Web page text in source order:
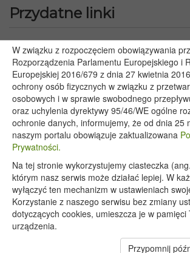
Przydatne linki
Starostwo Powiatowe we Włodawie
Lubelski Urząd Wojewódzki w Lublinie
Urząd Marszałkowski Województwa
Serwis Rzeczypospolitej Polskiej
PGE – Planowane wyłączenia prądu
Poczta E-mail
Copyright 2020@ - Urząd Gminy
W związku z rozpoczęciem obowiązywania
Rozporządzenia Parlamentu Europejskiego i
Europejskiej 2016/679 z dnia 27 kwietnia
ochrony osób fizycznych w związku z
osobowych i w sprawie swobodnego
oraz uchylenia dyrektywy 95/46/WE ogólne
ochronie danych, informujemy, że od dnia 25
naszym portalu obowiązuje zaktualizowana
Prywatności.
Na tej stronie wykorzystujemy ciasteczka
którym nasz serwis może działać lepiej. W
wyłączyć ten mechanizm w ustawieniach
Korzystanie z naszego serwisu bez zmiany
dotyczących cookies, umieszcza je w pamięci
urządzenia.
Przypomnij